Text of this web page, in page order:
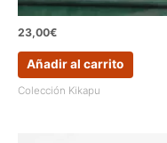
23,00€
Añadir al carrito
Colección Kikapu